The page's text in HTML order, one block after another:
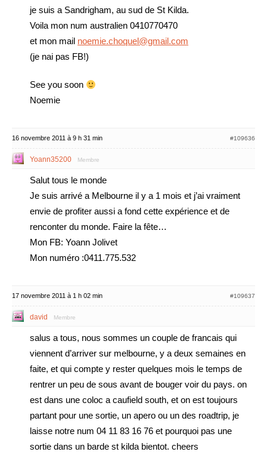
je suis a Sandrigham, au sud de St Kilda.
Voila mon num australien 0410770470
et mon mail noemie.choquel@gmail.com
(je nai pas FB!)
See you soon
Noemie
16 novembre 2011 à 9 h 31 min #109636
Yoann35200 Membre
Salut tous le monde
Je suis arrivé a Melbourne il y a 1 mois et j’ai vraiment
envie de profiter aussi a fond cette expérience et de
renconter du monde. Faire la fête…
Mon FB: Yoann Jolivet
Mon numéro :0411.775.532
17 novembre 2011 à 1 h 02 min #109637
david Membre
salus a tous, nous sommes un couple de francais qui
viennent d’arriver sur melbourne, y a deux semaines en
faite, et qui compte y rester quelques mois le temps de
rentrer un peu de sous avant de bouger voir du pays. on
est dans une coloc a caufield south, et on est toujours
partant pour une sortie, un apero ou un des roadtrip, je
laisse notre num 04 11 83 16 76 et pourquoi pas une
sortie dans un barde st kilda bientot. cheers